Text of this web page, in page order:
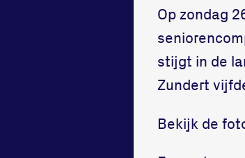
Op zondag
stijgt in de
Zundert
Bekijk de